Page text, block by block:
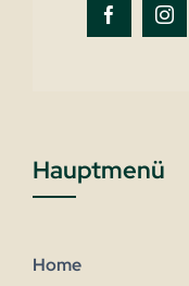
Hauptmenü
Home